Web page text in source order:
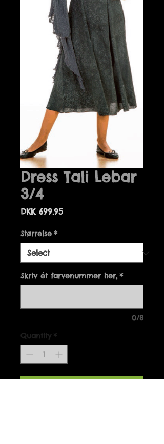
Dress Tali Lebar
3/4
DKK 699.95Price
Størrelse *
Skriv ét farvenummer her, *
0/8
Quantity *